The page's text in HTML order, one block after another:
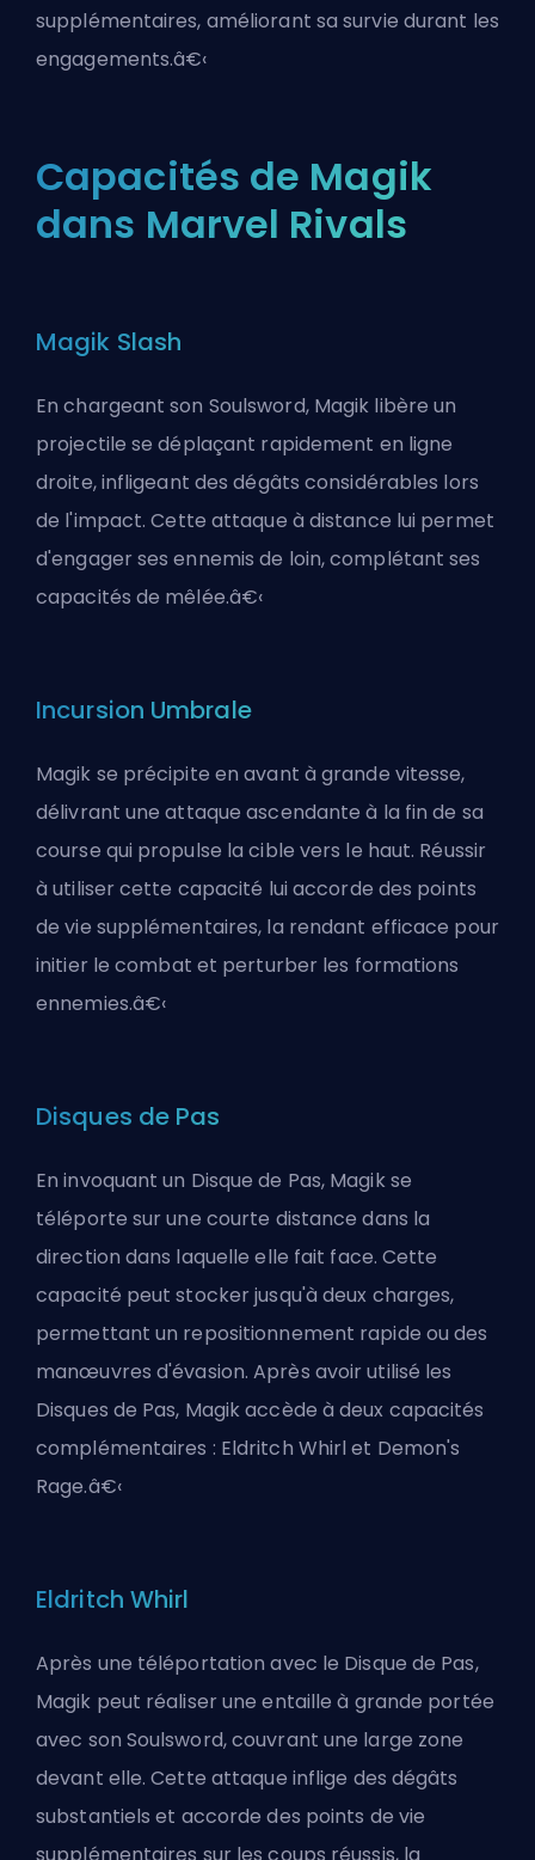
supplémentaires, améliorant sa survie durant les
engagements.â€‹
Capacités de Magik
dans Marvel Rivals
Magik Slash
En chargeant son Soulsword, Magik libère un
projectile se déplaçant rapidement en ligne
droite, infligeant des dégâts considérables lors
de l'impact. Cette attaque à distance lui permet
d'engager ses ennemis de loin, complétant ses
capacités de mêlée.â€‹
Incursion Umbrale
Magik se précipite en avant à grande vitesse,
délivrant une attaque ascendante à la fin de sa
course qui propulse la cible vers le haut. Réussir
à utiliser cette capacité lui accorde des points
de vie supplémentaires, la rendant efficace pour
initier le combat et perturber les formations
ennemies.â€‹
Disques de Pas
En invoquant un Disque de Pas, Magik se
téléporte sur une courte distance dans la
direction dans laquelle elle fait face. Cette
capacité peut stocker jusqu'à deux charges,
permettant un repositionnement rapide ou des
manœuvres d'évasion. Après avoir utilisé les
Disques de Pas, Magik accède à deux capacités
complémentaires : Eldritch Whirl et Demon's
Rage.â€‹
Eldritch Whirl
Après une téléportation avec le Disque de Pas,
Magik peut réaliser une entaille à grande portée
avec son Soulsword, couvrant une large zone
devant elle. Cette attaque inflige des dégâts
substantiels et accorde des points de vie